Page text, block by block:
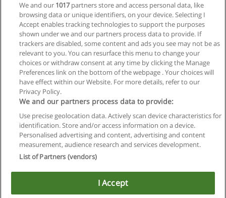
Regras de uso
Privacidade de dados
Entrar em contato com Educaedu
Copyright © Educaedu Business S.L. - CIF : B-95610580: -
We and our 1017partners store and access personal data, like
browsing data or unique identifiers, on your device. Selecting I
Accept enables tracking technologies to support the purposes
shown under we and our partners process data to provide. If
trackers are disabled, some content and ads you see may not be as
relevant to you. You can resurface this menu to change your
choices or withdraw consent at any time by clicking the Manage
Preferences link on the bottom of the webpage . Your choices will
have effect within our Website. For more details, refer to our
Privacy Policy.
We and our partners process data to provide:
Use precise geolocation data. Actively scan device characteristics for
identification. Store and/or access information on a device.
Personalised advertising and content, advertising and content
measurement, audience research and services development.
List of Partners (vendors)
I Accept